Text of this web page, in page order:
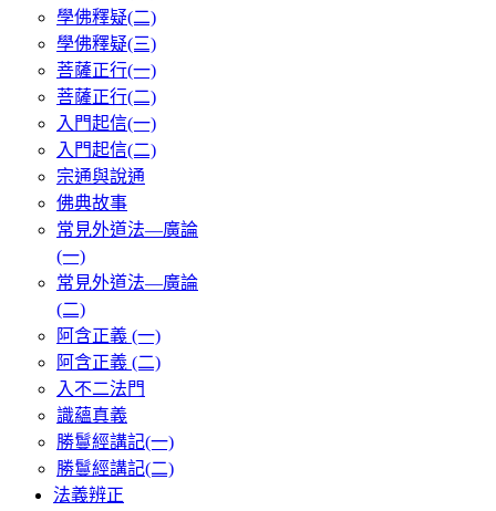
學佛釋疑(二)
學佛釋疑(三)
菩薩正行(一)
菩薩正行(二)
入門起信(一)
入門起信(二)
宗通與說通
佛典故事
常見外道法—廣論
(一)
常見外道法—廣論
(二)
阿含正義 (一)
阿含正義 (二)
入不二法門
識蘊真義
勝鬘經講記(一)
勝鬘經講記(二)
法義辨正